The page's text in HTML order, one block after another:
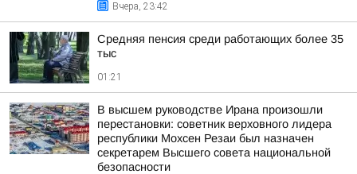
Вчера, 23:42
Средняя пенсия среди работающих более 35
тыс
01:21
В высшем руководстве Ирана произошли
перестановки: советник верховного лидера
республики Мохсен Резаи был назначен
секретарем Высшего совета национальной
безопасности